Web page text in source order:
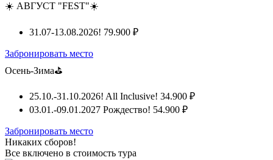
☀️ АВГУСТ "FEST"☀️
31.07-13.08.2026! 79.900 ₽
Забронировать место
Осень-Зима⛳
25.10.-31.10.2026! All Inclusive! 34.900 ₽
03.01.-09.01.2027 Рождество! 54.900 ₽
Забронировать место
Никаких сборов!
Все включено в стоимость тура